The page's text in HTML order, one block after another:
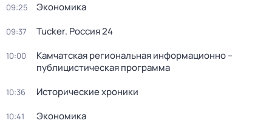
09:25 Экономика
09:37 Tucker. Россия 24
10:00
Камчатская региональная информационно –
публицистическая программа
10:36 Исторические хроники
10:41 Экономика